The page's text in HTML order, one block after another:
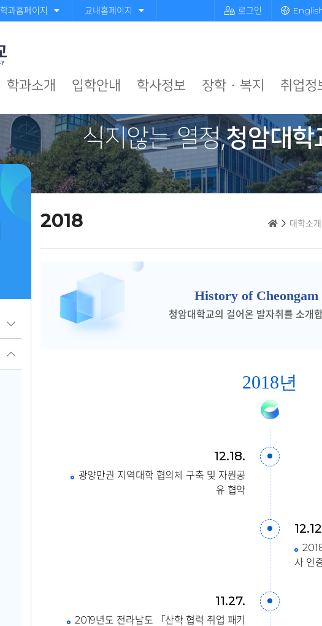
학과홈페이지 교내홈페이지 로그인
학과소개 입학안내 학사정보 장학 · 복지 취업정
식지않는 열정,청암대학
2018 대학소개
History of Cheongam
청암대학교의 걸어온 발자취를 소개
2018년
12.18.
광양만권 지역대학 협의체 구축 및 자원공
유 협약
사 인
11.27.
2019년도 전라남도 「산학 협력 취업 패키